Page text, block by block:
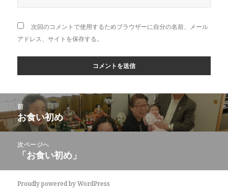
次回のコメントで使用するためブラウザーに自分の名前、メール
アドレス、サイトを保存する。
投
稿
ナ
シ
前
前
の
投
稿:
お食い初め
次ページへ
次
投
「お食い初め」
Proudly powered by WordPress